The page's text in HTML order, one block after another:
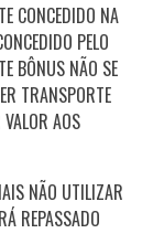
CONCEDIDO NA
PELO
BÔNUS NÃO SE
TRANSPORTE
AOS
NÃO UTILIZAR
REPASSADO